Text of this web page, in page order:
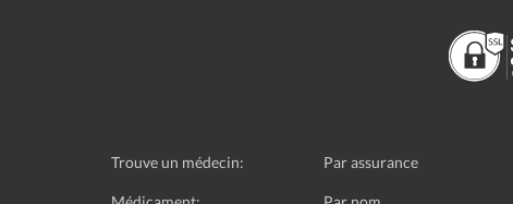
Trouve un médecin: Par assurance